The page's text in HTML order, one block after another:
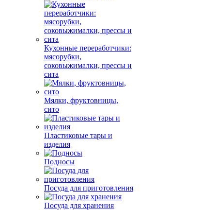
Кухонные переработчики:
мясорубки,
соковыжималки, прессы и
сита
Мялки, фруктовницы,
сито
Пластиковые тары и
изделия
Подносы
Посуда для приготовления
Посуда для хранения